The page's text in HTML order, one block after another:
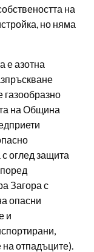
на
но няма
е азотна
газообразно
на Община
оглед защита
Загора с
опасни
и
отпадъците).